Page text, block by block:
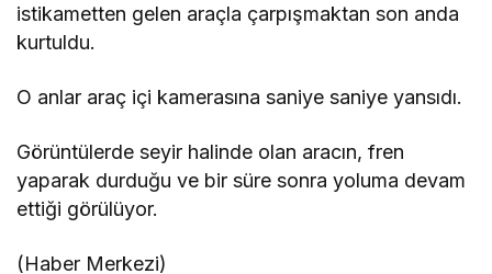
istikametten gelen araçla çarpışmaktan son anda
kurtuldu.
O anlar araç içi kamerasına saniye saniye yansıdı.
Görüntülerde seyir halinde olan aracın, fren
yaparak durduğu ve bir süre sonra yoluma devam
ettiği görülüyor.
(Haber Merkezi)